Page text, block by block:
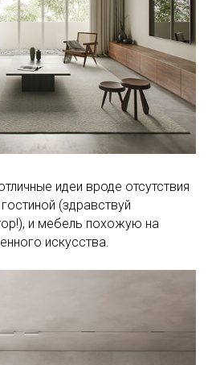
идеи вроде отсутствия
(здравствуй
и мебель похожую на
искусства.